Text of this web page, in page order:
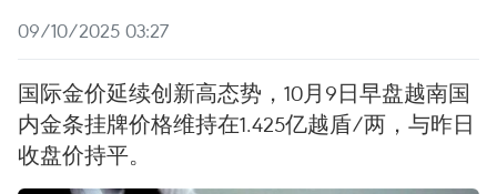
09/10/2025 03:27
国际金价延续创新高态势，10月9日早盘越南国
内金条挂牌价格维持在1.425亿越盾/两，与昨日
收盘价持平。